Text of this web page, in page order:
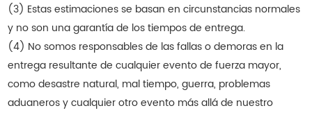
(3) Estas estimaciones se basan en circunstancias normales
y no son una garantía de los tiempos de entrega.
(4) No somos responsables de las fallas o demoras en la
entrega resultante de cualquier evento de fuerza mayor,
como desastre natural, mal tiempo, guerra, problemas
aduaneros y cualquier otro evento más allá de nuestro